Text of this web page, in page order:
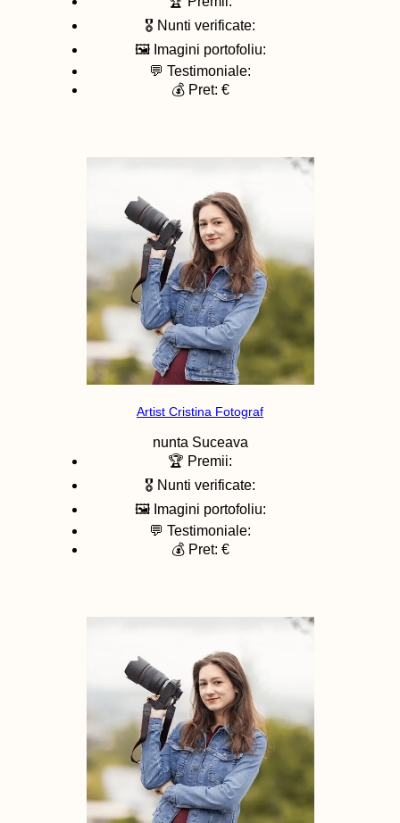
🎖️ Nunti verificate:
🖼️ Imagini portofoliu:
💬 Testimoniale:
💰 Pret: €
Artist Cristina Fotograf
nunta Suceava
🏆 Premii:
🎖️ Nunti verificate:
🖼️ Imagini portofoliu:
💬 Testimoniale:
💰 Pret: €